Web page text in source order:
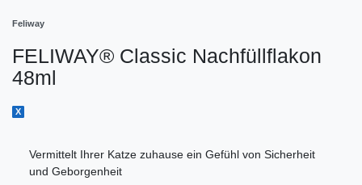
Feliway
FELIWAY® Classic Nachfüllflakon
48ml
X
Vermittelt Ihrer Katze zuhause ein Gefühl von Sicherheit
und Geborgenheit